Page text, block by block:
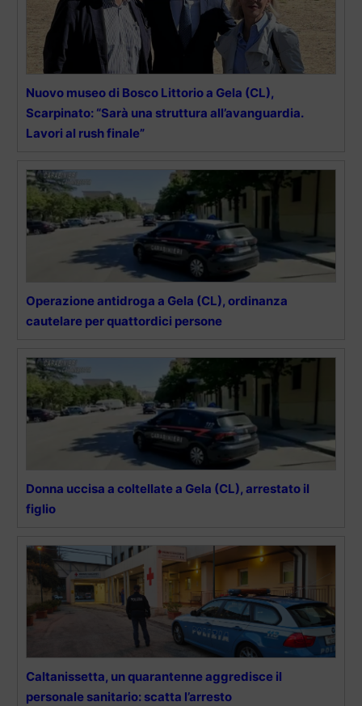
Nuovo museo di Bosco Littorio a Gela (CL),
Scarpinato: “Sarà una struttura all’avanguardia.
Lavori al rush finale”
Operazione antidroga a Gela (CL), ordinanza
cautelare per quattordici persone
Donna uccisa a coltellate a Gela (CL), arrestato il
figlio
Caltanissetta, un quarantenne aggredisce il
personale sanitario: scatta l’arresto